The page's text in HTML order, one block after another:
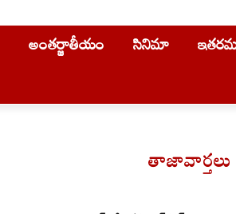
అంతర్జాతీయం సినిమా
తాజావార్తలు